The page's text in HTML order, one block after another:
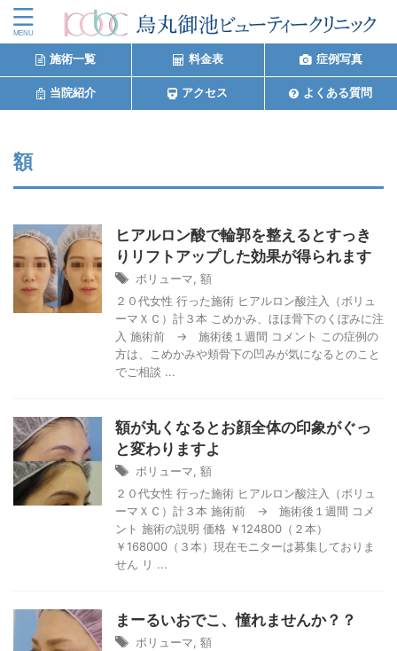
施術一覧 料金表 症例写真
当院紹介 アクセス よくある質問
額
ヒアルロン酸で輪郭を整えるとすっき
りリフトアップした効果が得られます
ボリューマ 額
２０代女性 行った施術 ヒアルロン酸注入（ボリュ
ーマＸＣ）計３本 こめかみ、ほほ骨下のくぼみに注
入 施術前 → 施術後１週間 コメント この症例の
方は、こめかみや頬骨下の凹みが気になるとのこと
でご相談 ...
額が丸くなるとお顔全体の印象がぐっ
と変わりますよ
ボリューマ 額
２０代女性 行った施術 ヒアルロン酸注入（ボリュ
ーマＸＣ）計３本 施術前 → 施術後１週間 コメ
ント 施術の説明 価格 ￥124800（２本）
￥168000（３本）現在モニターは募集しておりま
せん リ ...
まーるいおでこ、憧れませんか？？
ボリューマ 額